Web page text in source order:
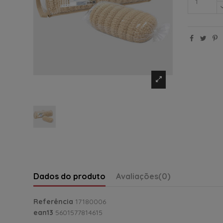
Dados do produto Avaliações(0)
Referência 17180006
ean13 5601577814615